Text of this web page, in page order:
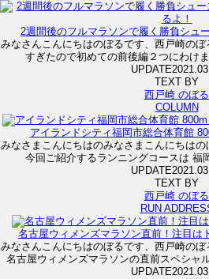
2週間後のフルマラソンで履く勝負シュ
みなさんこんにちはのぼるです、西戸崎の
すぎたので初めての前後編２つにわけ
UPDATE
TEXT BY
西戸崎 のぼる
COLUMN
アイランドシティ福岡市総合体育館
みなさまこんにちはのみなさまこんにちはの
今回ご紹介するランニングコースは 福
UPDATE
TEXT BY
西戸崎 のぼる
RUN
名古屋ウィメンズマラソン直前！注目は
みなさんこんにちはのぼるです、西戸崎の
名古屋ウィメンズマラソンの直前スペシャ
UPDATE